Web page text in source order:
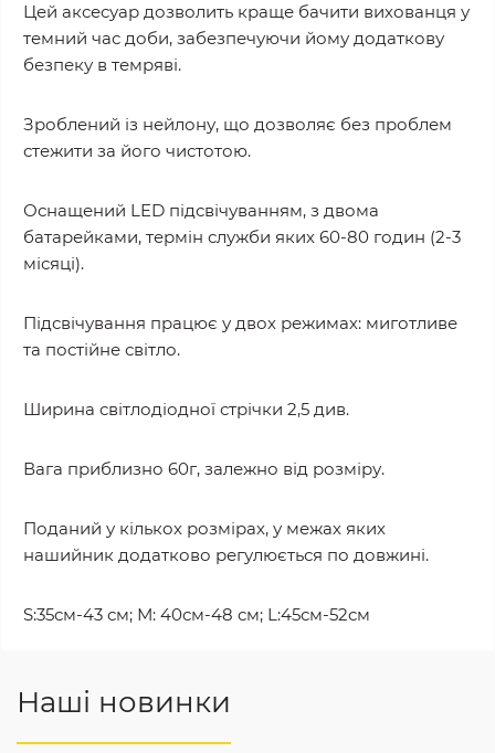
Цей аксесуар дозволить краще бачити вихованця у
темний час доби, забезпечуючи йому додаткову
безпеку в темряві.
Зроблений із нейлону, що дозволяє без проблем
стежити за його чистотою.
Оснащений LED підсвічуванням, з двома
батарейками, термін служби яких 60-80 годин (2-3
місяці).
Підсвічування працює у двох режимах: миготливе
та постійне світло.
Ширина світлодіодної стрічки 2,5 див.
Вага приблизно 60г, залежно від розміру.
Поданий у кількох розмірах, у межах яких
нашийник додатково регулюється по довжині.
S:35см-43 см; М: 40см-48 см; L:45см-52см
Наші новинки